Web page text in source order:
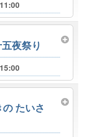
夜祭り
たいさ